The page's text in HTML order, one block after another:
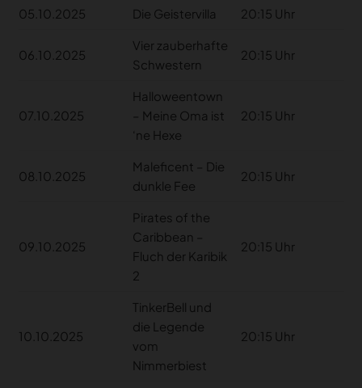
05.10.2025 Die Geistervilla 20:15 Uhr
06.10.2025
Vier zauberhafte
Schwestern
20:15 Uhr
07.10.2025
Halloweentown
– Meine Oma ist
‘ne Hexe
20:15 Uhr
08.10.2025
Maleficent – Die
dunkle Fee
20:15 Uhr
09.10.2025
Pirates of the
Caribbean –
Fluch der Karibik
2
20:15 Uhr
10.10.2025
TinkerBell und
die Legende
vom
Nimmerbiest
20:15 Uhr